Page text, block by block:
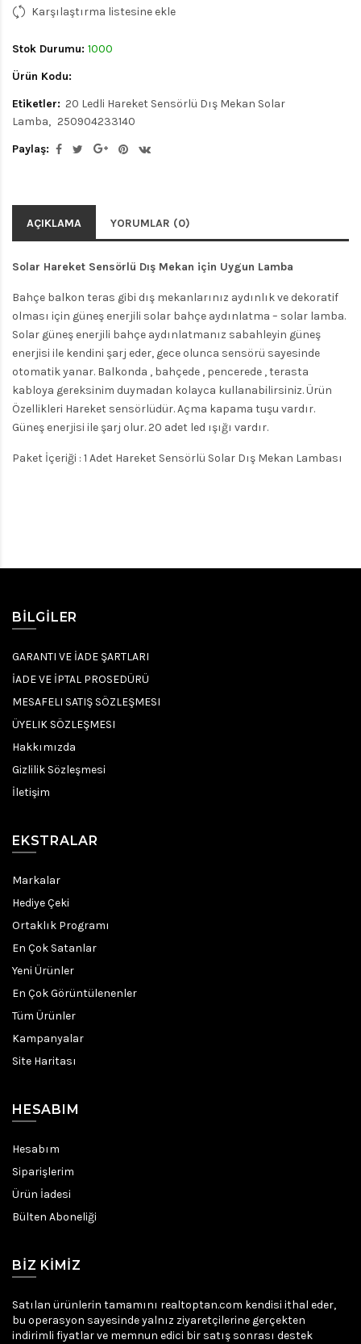
Karşılaştırma listesine ekle
Stok Durumu: 1000
Ürün Kodu:
Etiketler: 20 Ledli Hareket Sensörlü Dış Mekan Solar
Lamba
250904233140
Paylaş:
AÇIKLAMA YORUMLAR (0)
Solar Hareket Sensörlü Dış Mekan için Uygun Lamba
Bahçe balkon teras gibi dış mekanlarınız aydınlık ve dekoratif
olması için güneş enerjili solar bahçe aydınlatma – solar lamba.
Solar güneş enerjili bahçe aydınlatmanız sabahleyin güneş
enerjisi ile kendini şarj eder, gece olunca sensörü sayesinde
otomatik yanar. Balkonda , bahçede , pencerede , terasta
kabloya gereksinim duymadan kolayca kullanabilirsiniz. Ürün
Özellikleri Hareket sensörlüdür. Açma kapama tuşu vardır.
Güneş enerjisi ile şarj olur. 20 adet led ışığı vardır.
Paket İçeriği : 1 Adet Hareket Sensörlü Solar Dış Mekan Lambası
BILGILER
GARANTI VE İADE ŞARTLARI
İADE VE İPTAL PROSEDÜRÜ
MESAFELI SATIŞ SÖZLEŞMESI
ÜYELIK SÖZLEŞMESI
Hakkımızda
Gizlilik Sözleşmesi
İletişim
EKSTRALAR
Markalar
Hediye Çeki
Ortaklık Programı
En Çok Satanlar
Yeni Ürünler
En Çok Görüntülenenler
Tüm Ürünler
Kampanyalar
Site Haritası
HESABIM
Hesabım
Siparişlerim
Ürün İadesi
Bülten Aboneliği
BIZ KIMIZ
Satılan ürünlerin tamamını realtoptan.com kendisi ithal eder,
bu operasyon sayesinde yalnız ziyaretçilerine gerçekten
indirimli fiyatlar ve memnun edici bir satış sonrası destek